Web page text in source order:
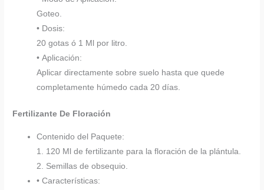
Goteo.
• Dosis:
20 gotas ó 1 Ml por litro.
• Aplicación:
Aplicar directamente sobre suelo hasta que quede
completamente húmedo cada 20 días.
Fertilizante De Floración
Contenido del Paquete:
1. 120 Ml de fertilizante para la floración de la plántula.
2. Semillas de obsequio.
• Características: